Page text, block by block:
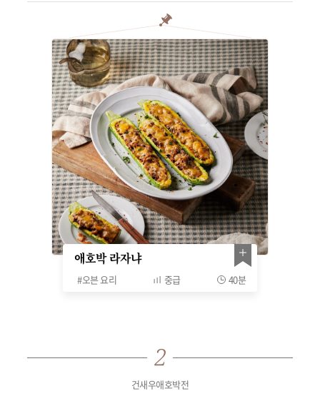
애호박 라자냐
#오븐 요리 중급 40분
건새우애호박전